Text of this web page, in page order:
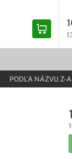
alebo
PODĽA NÁZVU Z-A